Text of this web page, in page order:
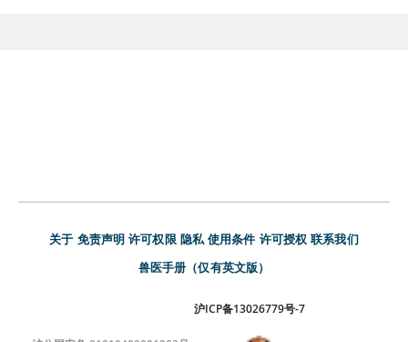
关于 免责声明 许可权限 隐私 使用条件 许可授权 联系我们
兽医手册（仅有英文版）
沪ICP备13026779号-7